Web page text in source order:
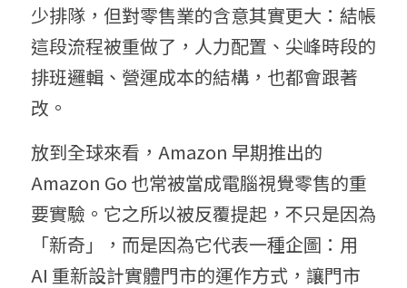
少排隊，但對零售業的含意其實更大：結帳
這段流程被重做了，人力配置、尖峰時段的
排班邏輯、營運成本的結構，也都會跟著
改。
放到全球來看，Amazon 早期推出的
Amazon Go 也常被當成電腦視覺零售的重
要實驗。它之所以被反覆提起，不只是因為
「新奇」，而是因為它代表一種企圖：用
AI 重新設計實體門市的運作方式，讓門市